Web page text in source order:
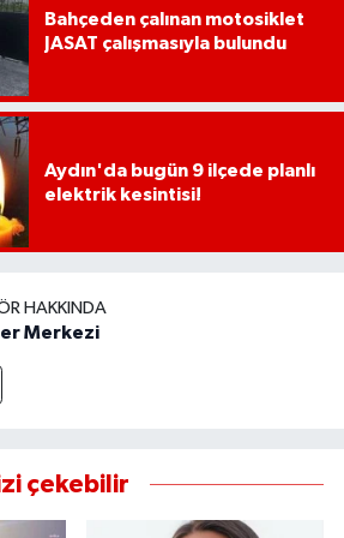
Bahçeden çalınan motosiklet
JASAT çalışmasıyla bulundu
Aydın'da bugün 9 ilçede planlı
elektrik kesintisi!
HAKKINDA
Merkezi
çekebilir